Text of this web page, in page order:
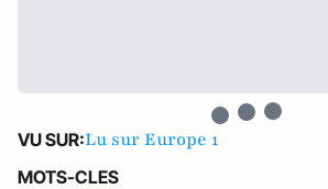
VU SUR:Lu sur Europe 1
MOTS-CLES